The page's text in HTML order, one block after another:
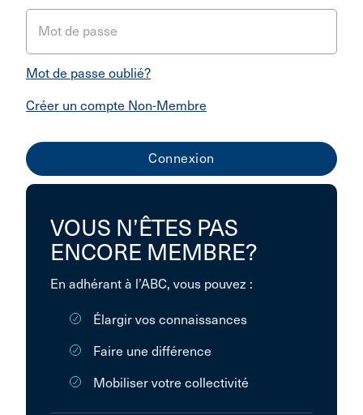
Mot de passe
Mot de passe oublié?
Créer un compte Non-Membre
VOUS N’ÊTES PAS
ENCORE MEMBRE?
En adhérant à l’ABC, vous pouvez :
Élargir vos connaissances
Faire une différence
Mobiliser votre collectivité